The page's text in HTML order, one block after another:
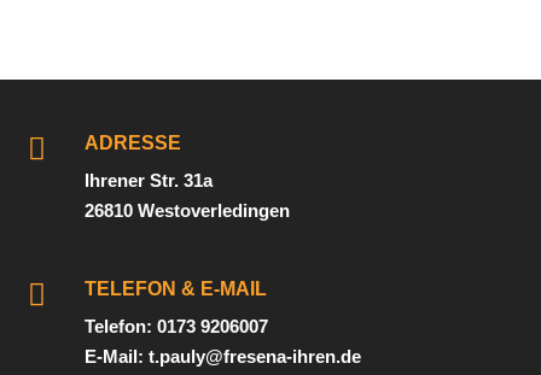

ADRESSE
Ihrener Str. 31a
26810 Westoverledingen

TELEFON & E-MAIL
Telefon: 0173 9206007
E-Mail: t.pauly@fresena-ihren.de